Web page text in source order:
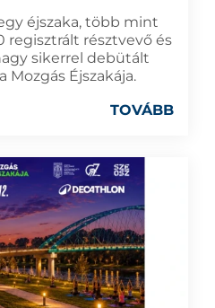
éjszaka, több mint
regisztrált résztvevő és
sikerrel debütált
Éjszakája.
TOVÁBB